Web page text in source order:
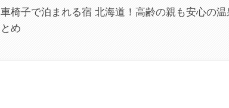
車椅子で泊まれる宿 北海道！高齢の親も安心の
とめ